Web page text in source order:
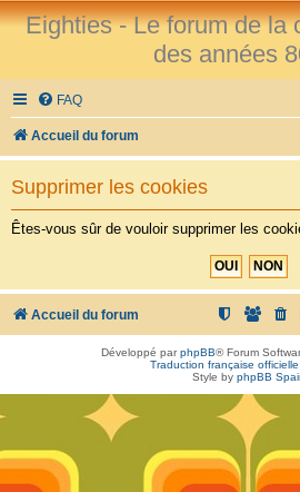
Eighties - Le forum de la
des années
FAQ
Accueil du forum
Supprimer les cookies
Êtes-vous sûr de vouloir supprimer les
Accueil du forum
Développé parphpBB® Forum
Traduction française officielle
Style by phpBB